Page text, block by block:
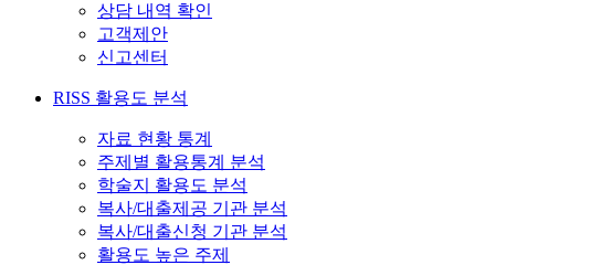
상담 내역 확인
고객제안
신고센터
RISS 활용도 분석
자료 현황 통계
주제별 활용통계 분석
학술지 활용도 분석
복사/대출제공 기관 분석
복사/대출신청 기관 분석
활용도 높은 주제